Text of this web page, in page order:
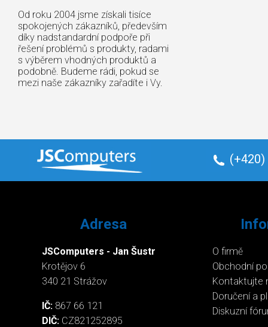
Od roku 2004 jsme získali tisíce
spokojených zákazníků, především
díky nadstandardní podpoře při
řešení problémů s produkty, radami
s výběrem vhodných produktů a
podobně. Budeme rádi, pokud se
mezi naše zákazníky zařadíte i Vy.
(+420)
Adresa
JSComputers - Jan Šustr
Krotějov 6
340 21 Strážov
IČ: 867 66 121
DIČ: CZ821252895
O firmě
Obchodní
Kontaktujte
Doručení a
Diskuzní